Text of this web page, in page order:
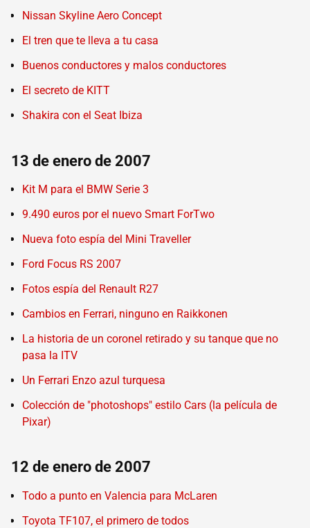
Nissan Skyline Aero Concept
El tren que te lleva a tu casa
Buenos conductores y malos conductores
El secreto de KITT
Shakira con el Seat Ibiza
13 de enero de 2007
Kit M para el BMW Serie 3
9.490 euros por el nuevo Smart ForTwo
Nueva foto espía del Mini Traveller
Ford Focus RS 2007
Fotos espía del Renault R27
Cambios en Ferrari, ninguno en Raikkonen
La historia de un coronel retirado y su tanque que no
pasa la ITV
Un Ferrari Enzo azul turquesa
Colección de "photoshops" estilo Cars (la película de
Pixar)
12 de enero de 2007
Todo a punto en Valencia para McLaren
Toyota TF107, el primero de todos